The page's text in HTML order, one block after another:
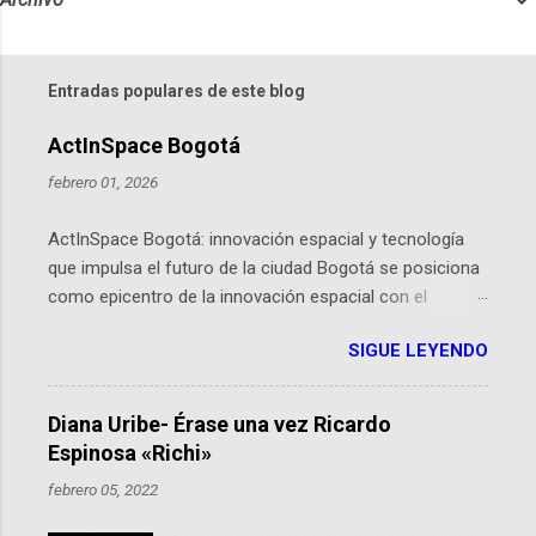
Entradas populares de este blog
ActInSpace Bogotá
febrero 01, 2026
ActInSpace Bogotá: innovación espacial y tecnología
que impulsa el futuro de la ciudad Bogotá se posiciona
como epicentro de la innovación espacial con el
hackathon global que convierte tecnologías de la
Agencia Espacial Europea en soluciones prácticas para
la vida cotidiana. Este evento, organizado por el
Planetario de Bogotá del Idartes y la Universidad de los
Andes, reúne a expertos como el presidente de Airbus
Colombia y líderes del sector aeroespacial para inspirar
SIGUE LEYENDO
Diana Uribe- Érase una vez Ricardo
Espinosa «Richi»
febrero 05, 2022